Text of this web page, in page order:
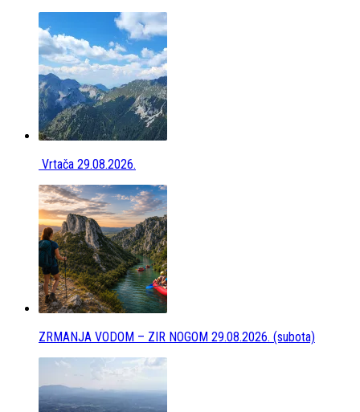
Vrtača 29.08.2026.
ZRMANJA VODOM – ZIR NOGOM 29.08.2026. (subota)